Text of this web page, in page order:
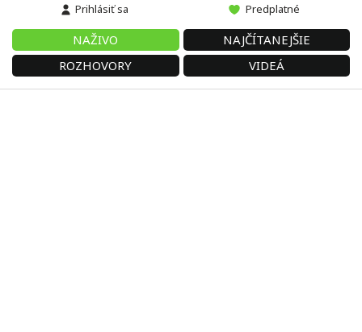
Prihlásiť sa Predplatné
NAŽIVO
NAJČÍTANEJŠIE
ROZHOVORY
VIDEÁ